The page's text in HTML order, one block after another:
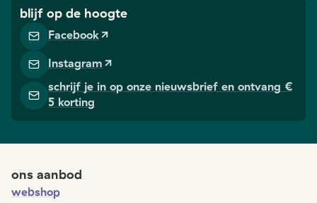
blijf op de hoogte
Facebook
Instagram
schrijf je in op onze nieuwsbrief en ontvang €
5 korting
ons aanbod
webshop